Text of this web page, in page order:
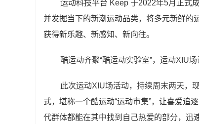
运动科技平台 Keep 于2022年5月正式
并发掘当下的新潮运动品类，将多元新鲜的
获得新乐趣、新感知、新向往。
酷运动齐聚“酷运动实验室”，运动XIU
此次运动XIU场活动，持续周末两天，
式，堪称一个酷运动“运动市集”，让喜爱追
代群体都能在其中找到自己热爱的部分，迅